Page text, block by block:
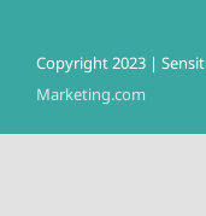
Copyright 2023 |
Marketing.com